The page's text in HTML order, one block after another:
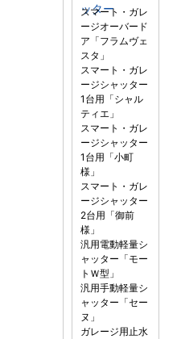
ッター
スマート・ガレ
ージオーバード
ア「フラムヴェ
スタ」
スマート・ガレ
ージシャッター
1台用「シャル
ティエ」
スマート・ガレ
ージシャッター
1台用「小町
様」
スマート・ガレ
ージシャッター
2台用「御前
様」
汎用電動軽量シ
ャッター「モー
トＷ型」
汎用手動軽量シ
ャッター「セー
ヌ」
ガレージ用止水